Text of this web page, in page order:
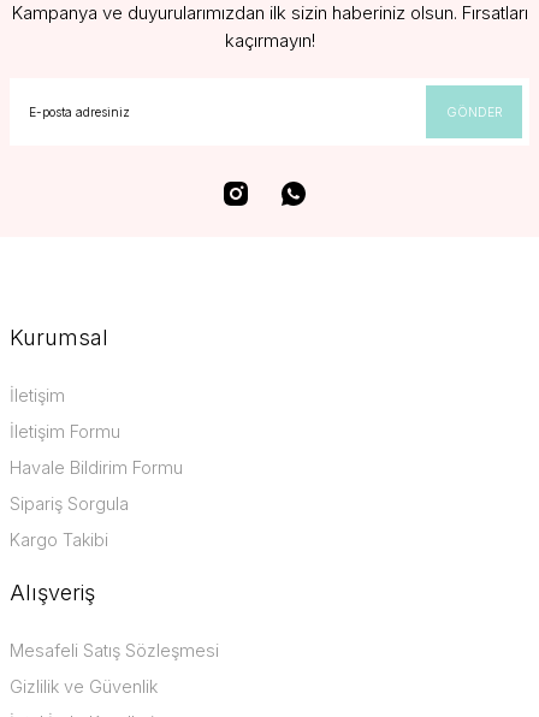
Kampanya ve duyurularımızdan ilk sizin haberiniz olsun. Fırsatları
kaçırmayın!
GÖNDER
Kurumsal
İletişim
İletişim Formu
Havale Bildirim Formu
Sipariş Sorgula
Kargo Takibi
Alışveriş
Mesafeli Satış Sözleşmesi
Gizlilik ve Güvenlik